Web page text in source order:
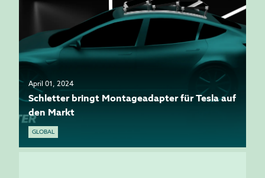
April 01, 2024
Schletter bringt Montageadapter für Tesla auf
den Markt
GLOBAL